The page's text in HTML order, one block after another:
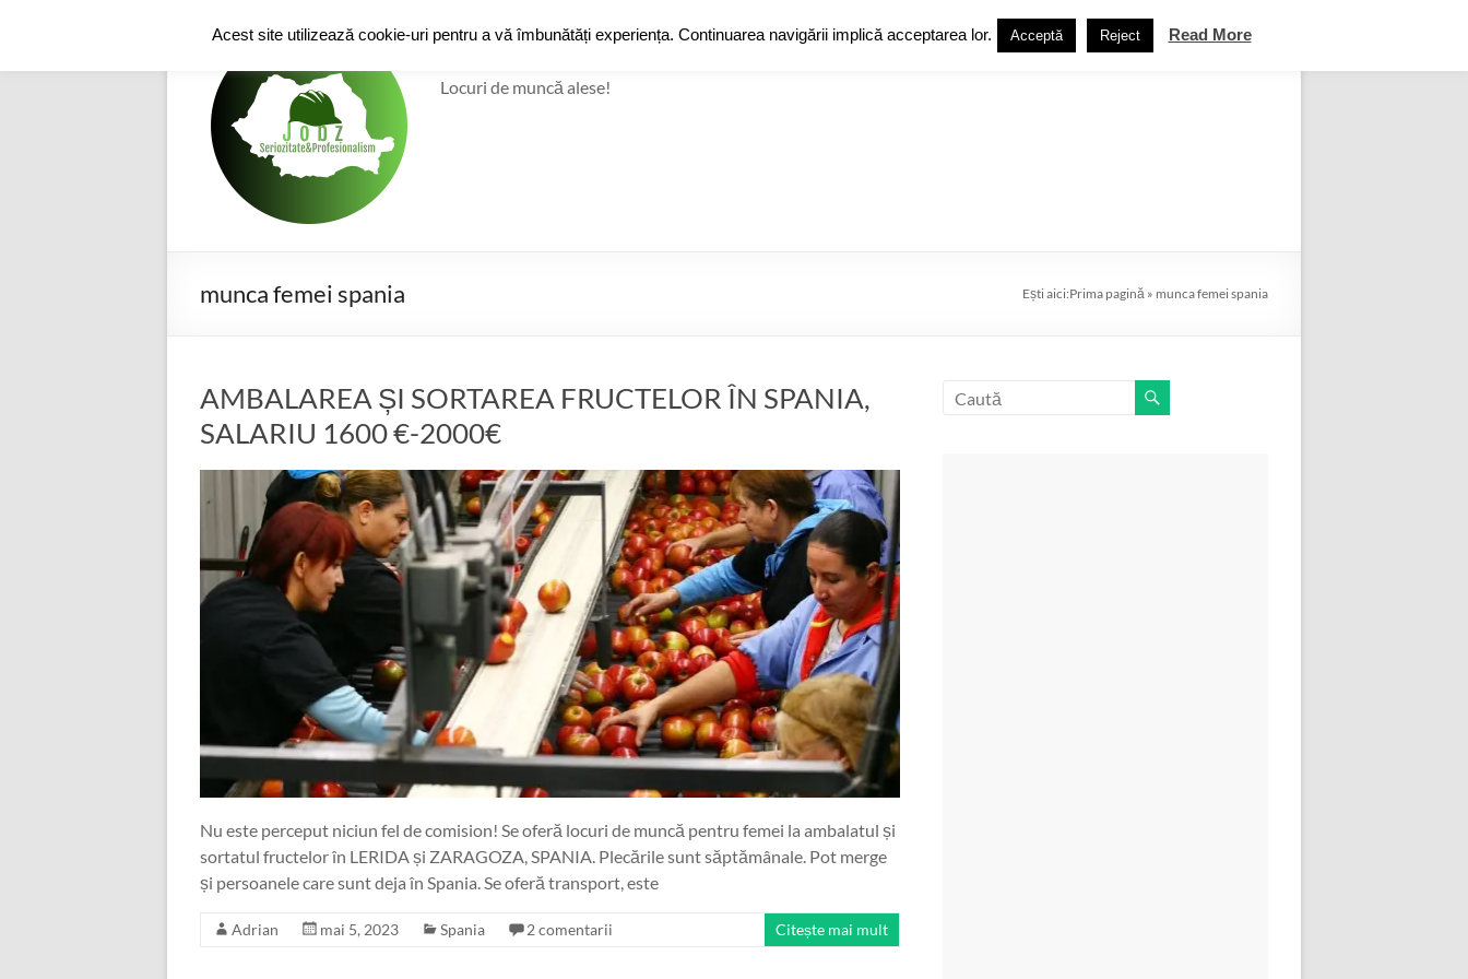
e-JobZ
Locuri de muncă alese!
Grup de Facebook Termeni și condiții
munca femei spania Ești aici:Prima pagină » munca femei spania
AMBALAREA ȘI SORTAREA FRUCTELOR ÎN SPANIA,
SALARIU 1600 €-2000€
Nu este perceput niciun fel de comision! Se oferă locuri de muncă pentru femei la ambalatul și
sortatul fructelor în LERIDA și ZARAGOZA, SPANIA. Plecările sunt săptămânale. Pot merge
și persoanele care sunt deja în Spania. Se oferă transport, este
Adrian mai 5, 2023 Spania 2 comentarii Citește mai mult
Acest site utilizează cookie-uri pentru a vă îmbunătăți experiența. Continuarea navigării implică acceptarea lor. Acceptă Reject Read More